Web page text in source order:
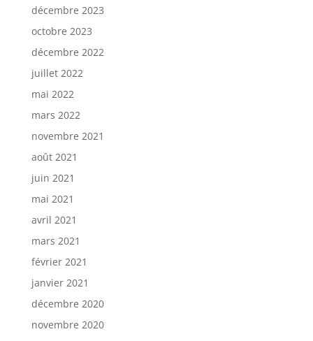
décembre 2023
octobre 2023
décembre 2022
juillet 2022
mai 2022
mars 2022
novembre 2021
août 2021
juin 2021
mai 2021
avril 2021
mars 2021
février 2021
janvier 2021
décembre 2020
novembre 2020